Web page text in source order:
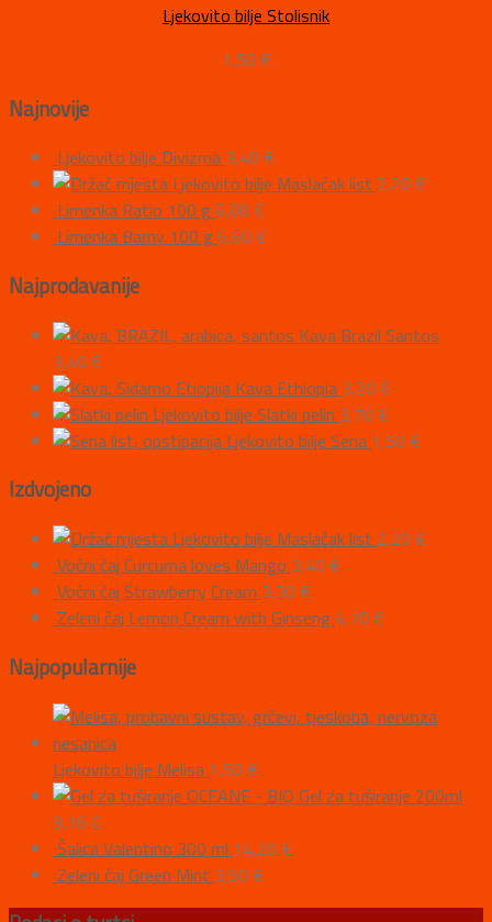
Ljekovito bilje Stolisnik
1,50 €
Najnovije
Ljekovito bilje Divizma 3,40 €
Ljekovito bilje Maslačak list 2,20 €
Limenka Ratio 100 g 6,00 €
Limenka Barny 100 g 6,60 €
Najprodavanije
Kava Brazil Santos
3,40 €
Kava Ethiopia 3,20 €
Ljekovito bilje Slatki pelin 3,70 €
Ljekovito bilje Sena 1,50 €
Izdvojeno
Ljekovito bilje Maslačak list 2,20 €
Voćni čaj Curcuma loves Mango 3,40 €
Voćni čaj Strawberry Cream 3,30 €
Zeleni čaj Lemon Cream with Ginseng 4,70 €
Najpopularnije
Ljekovito bilje Melisa 1,50 €
OCEANE - BIO Gel za tuširanje 200ml
9,16 €
Šalica Valentino 300 ml 14,20 €
Zeleni čaj Green Mint 3,50 €